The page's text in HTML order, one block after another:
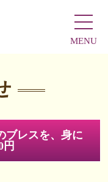
MENU
ブレスを、身に